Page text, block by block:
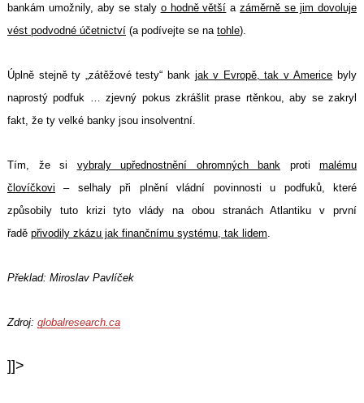
bankám umožnily, aby se staly o hodně větší azáměrně se jim dovoluje
vést podvodné účetnictví (a podívejte se na tohle).
Úplně stejně ty „zátěžové testy“ bank jak v Evropě, tak v Americe byly
naprostý podfuk … zjevný pokus zkrášlit prase rtěnkou, aby se zakryl
fakt, že ty velké banky jsou insolventní.
Tím, že si vybraly upřednostnění ohromných bank proti malému
človíčkovi – selhaly při plnění vládní povinnosti u podfuků, které
způsobily tuto krizi tyto vlády na obou stranách Atlantiku v první
řadě přivodily zkázu jak finančnímu systému, tak lidem.
Překlad: Miroslav Pavlíček
Zdroj: globalresearch.ca
]]>